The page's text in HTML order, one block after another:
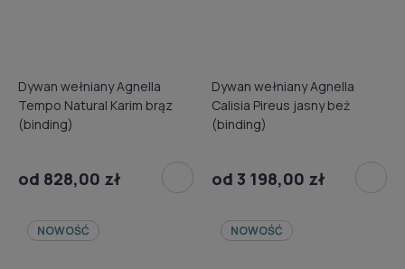
Dywan wełniany Agnella
Tempo Natural Karim brąz
(binding)
od 828,00 zł
Dywan wełniany Agnella
Calisia Pireus jasny beż
(binding)
od 3 198,00 zł
NOWOŚĆ NOWOŚĆ